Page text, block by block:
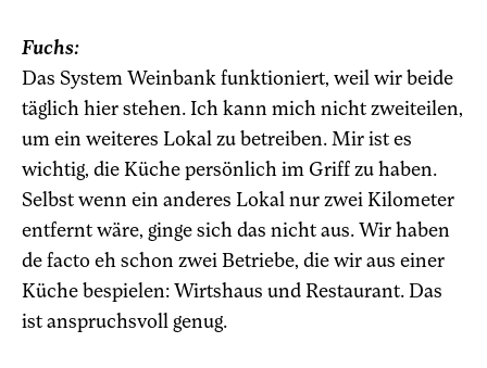
Fuchs:
Das System Weinbank funktioniert, weil wir beide
täglich hier stehen. Ich kann mich nicht zweiteilen,
um ein weiteres Lokal zu betreiben. Mir ist es
wichtig, die Küche persönlich im Griff zu haben.
Selbst wenn ein anderes Lokal nur zwei Kilometer
entfernt wäre, ginge sich das nicht aus. Wir haben
de facto eh schon zwei Betriebe, die wir aus einer
Küche bespielen: Wirtshaus und Restaurant. Das
ist anspruchsvoll genug.